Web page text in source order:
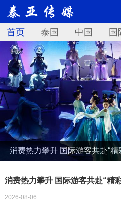
首页 泰国 中国 国
消费热力攀升 国际游客共赴“精
消费热力攀升 国际游客共赴“精
2026-08-06